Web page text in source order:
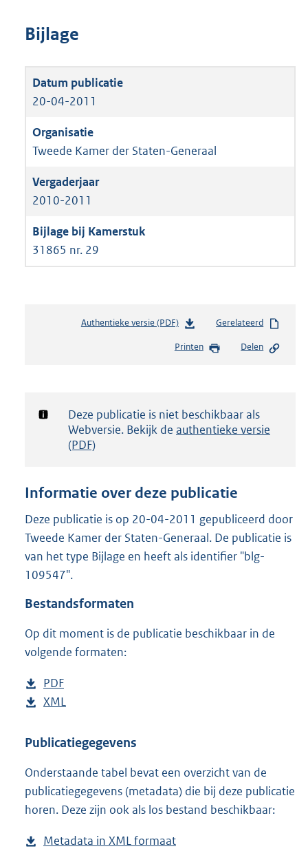
Bijlage
20-04-2011
Tweede Kamer der Staten-Generaal
2010-2011
31865 nr. 29
Authentieke versie (PDF)b
s
d
g
t
e
:
2
Gerelateerd
Printen Delen
Notificatie:
Deze publicatie is niet beschikbaar als
Webversie. Bekijk de authentieke versie
(PDF)
Informatie over deze publicatie
Deze publicatie is op 20-04-2011 gepubliceerd door
Tweede Kamer der Staten-Generaal. De publicatie is
van het type Bijlage en heeft als identifier "blg-
109547".
Bestandsformaten
Op dit moment is de publicatie beschikbaar in de
volgende formaten:
D
o
n
o
a
d
PDF
e
t
n
d
s
D
w
l
o
a
XML
s
a
n
d
Publicatiegegevens
Onderstaande tabel bevat een overzicht van de
publicatiegegevens (metadata) die bij deze publicatie
horen. Deze zijn ook als los bestand beschikbaar:
Metadata in XML formaat